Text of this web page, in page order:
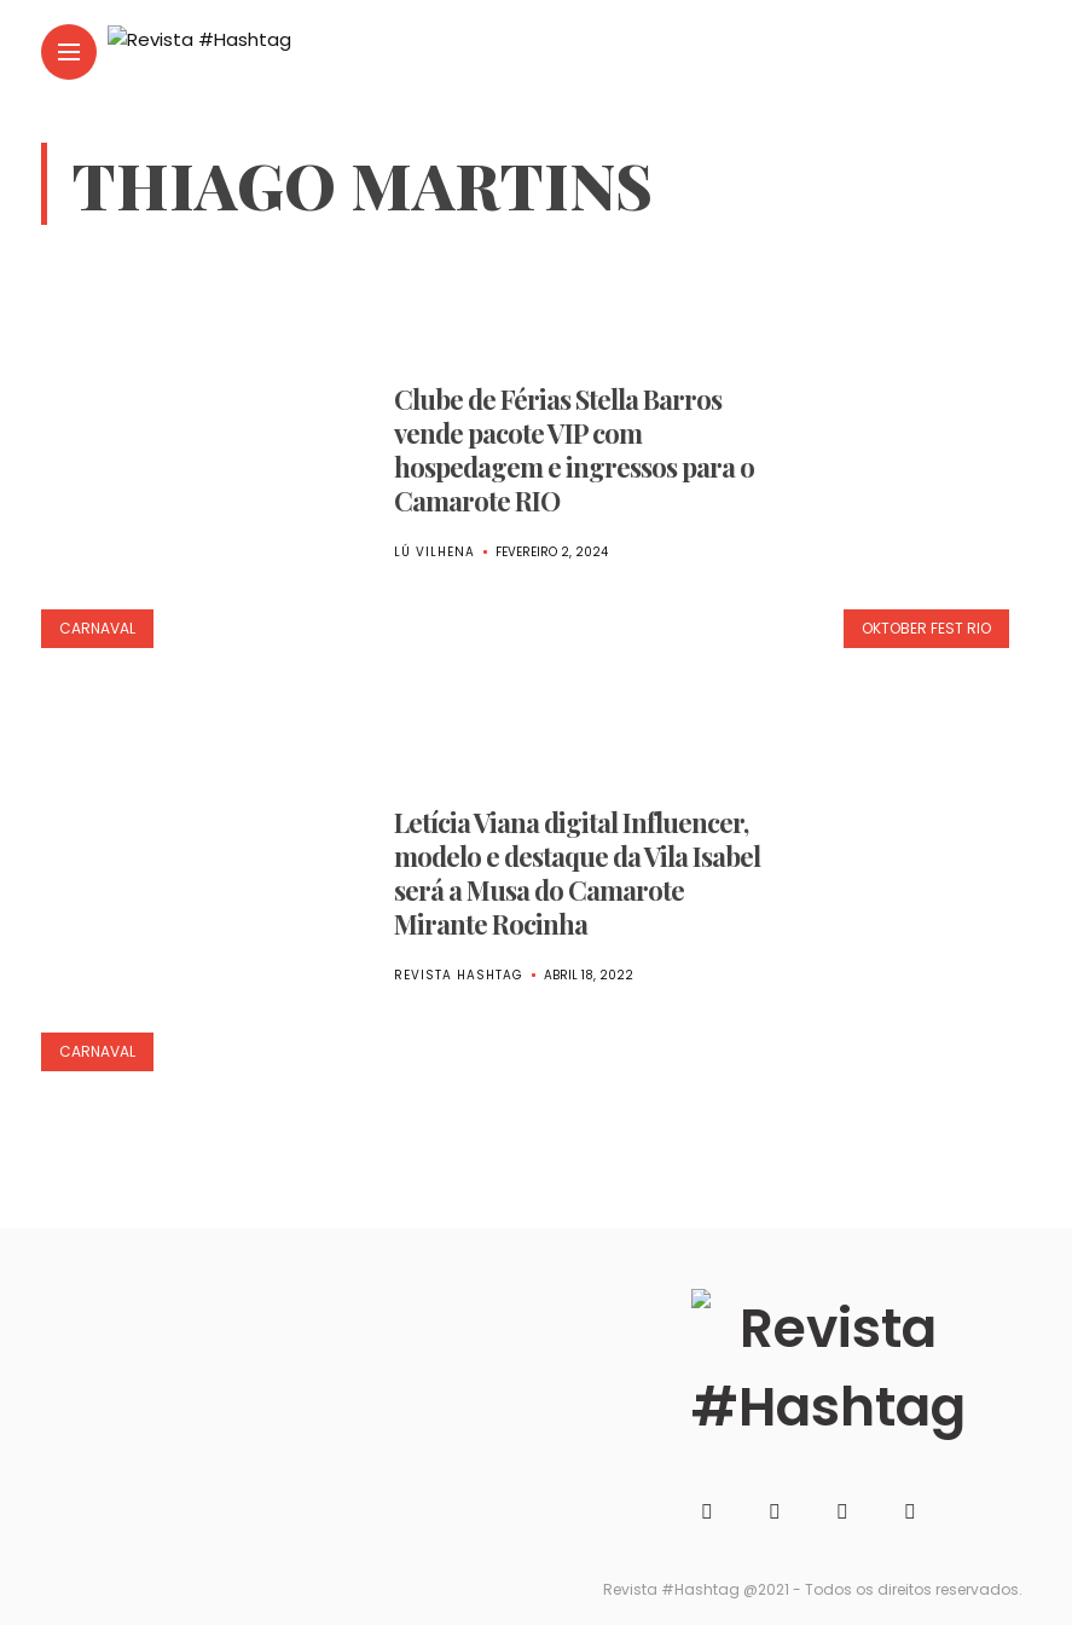
THIAGO MARTINS
CARNAVAL
Clube de Férias Stella Barros
vende pacote VIP com
hospedagem e ingressos para o
Camarote RIO
LÚ VILHENA FEVEREIRO 2, 2024
OKTOBER FEST RIO
CARNAVAL
Letícia Viana digital Influencer,
modelo e destaque da Vila Isabel
será a Musa do Camarote
Mirante Rocinha
REVISTA HASHTAG ABRIL 18, 2022
Revista #Hashtag @2021 - Todos os direitos reservados.